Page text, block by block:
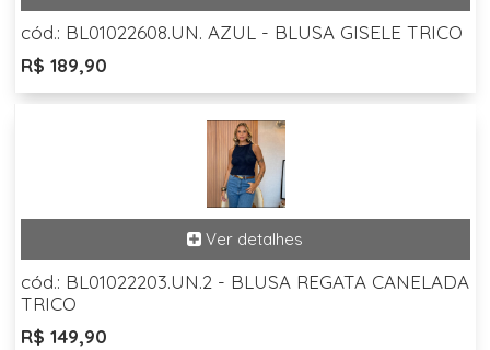
cód.: BL01022608.UN. AZUL - BLUSA GISELE TRICO
R$ 189,90
cód.: BL01022203.UN.2 - BLUSA REGATA CANELADA
TRICO
R$ 149,90